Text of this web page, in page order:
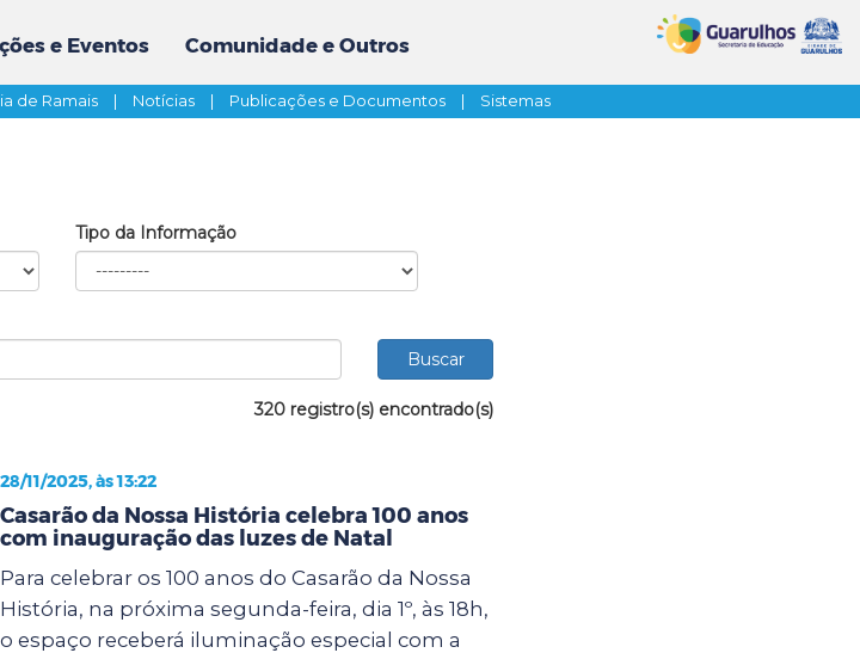
e Eventos Comunidade e Outros
de Ramais | Notícias | Publicações e Documentos | Sistemas
Tipo da Informação
320 registro(s) encontrado(s)
28/11/2025, às 13:22
Casarão da Nossa História celebra 100 anos
com inauguração das luzes de Natal
Para celebrar os 100 anos do Casarão da Nossa
História, na próxima segunda-feira, dia 1º, às 18h,
o espaço receberá iluminação especial com a